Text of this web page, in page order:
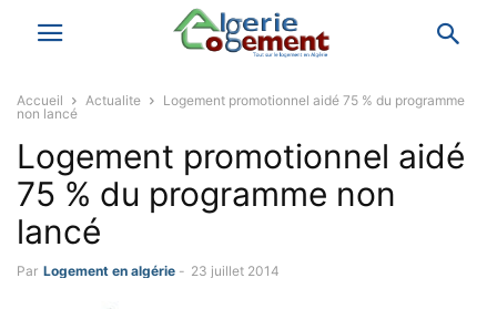
Accueil Actualite
Logement promotionnel aidé 75 % du programme
non lancé
Logement promotionnel aidé
75 % du programme non
lancé
Par Logement en algérie - 23 juillet 2014